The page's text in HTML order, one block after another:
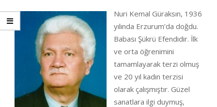
Nuri Kemal Güraksın, 1936
yılında Erzurum’da doğdu.
Babası Şükrü Efendidir. İlk
ve orta öğrenimini
tamamlayarak terzi olmuş
ve 20 yıl kadın terzisi
olarak çalışmıştır. Güzel
sanatlara ilgi duymuş,